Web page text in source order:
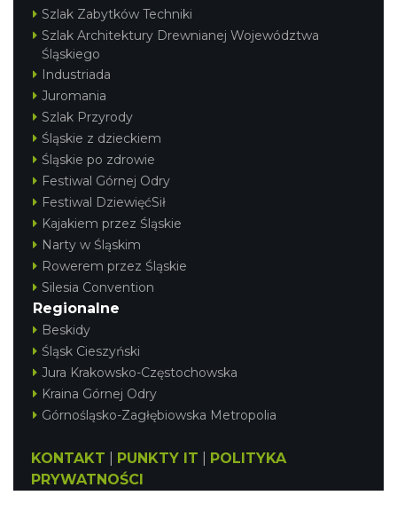
Szlak Zabytków Techniki
Szlak Architektury Drewnianej Województwa
Śląskiego
Industriada
Juromania
Szlak Przyrody
Śląskie z dzieckiem
Śląskie po zdrowie
Festiwal Górnej Odry
Festiwal DziewięćSił
Kajakiem przez Śląskie
Narty w Śląskim
Rowerem przez Śląskie
Silesia Convention
Regionalne
Beskidy
Śląsk Cieszyński
Jura Krakowsko-Częstochowska
Kraina Górnej Odry
Górnośląsko-Zagłębiowska Metropolia
KONTAKT PUNKTY IT
POLITYKA
PRYWATNOŚCI